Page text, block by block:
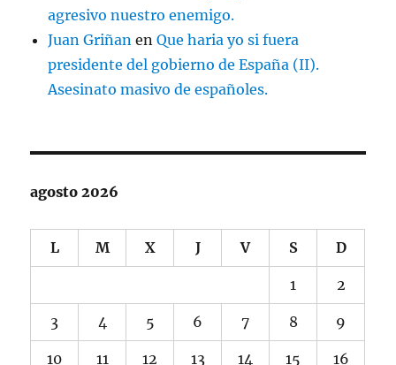
agresivo nuestro enemigo.
Juan Griñan enQue haria yo si fuera
presidente del gobierno de España (II).
Asesinato masivo de españoles.
agosto 2026
L M X J V S D
1 2
3 4 5 6 7 8 9
10 11 12 13 14 15 16